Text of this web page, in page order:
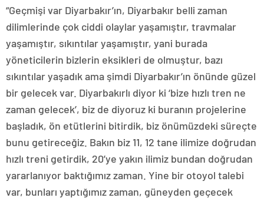
“Geçmişi var Diyarbakır’ın, Diyarbakır belli zaman
dilimlerinde çok ciddi olaylar yaşamıştır, travmalar
yaşamıştır, sıkıntılar yaşamıştır, yani burada
yöneticilerin bizlerin eksikleri de olmuştur, bazı
sıkıntılar yaşadık ama şimdi Diyarbakır’ın önünde güzel
bir gelecek var. Diyarbakırlı diyor ki ‘bize hızlı tren ne
zaman gelecek’, biz de diyoruz ki buranın projelerine
başladık, ön etütlerini bitirdik, biz önümüzdeki süreçte
bunu getireceğiz. Bakın biz 11, 12 tane ilimize doğrudan
hızlı treni getirdik, 20’ye yakın ilimiz bundan doğrudan
yararlanıyor baktığımız zaman. Yine bir otoyol talebi
var, bunları yaptığımız zaman, güneyden geçecek